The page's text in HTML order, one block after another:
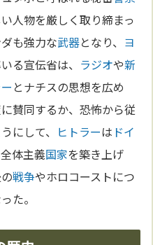
人物を厳しく取り締まっ
も強力な武器となり、 ヨ
る宣伝省は、 ラジオや新
とナチスの思想を広め
賛同するか、恐怖から従
にして、 ヒトラーは ドイ
体主義国家を築き上げ
戦争やホロコーストにつ
た。